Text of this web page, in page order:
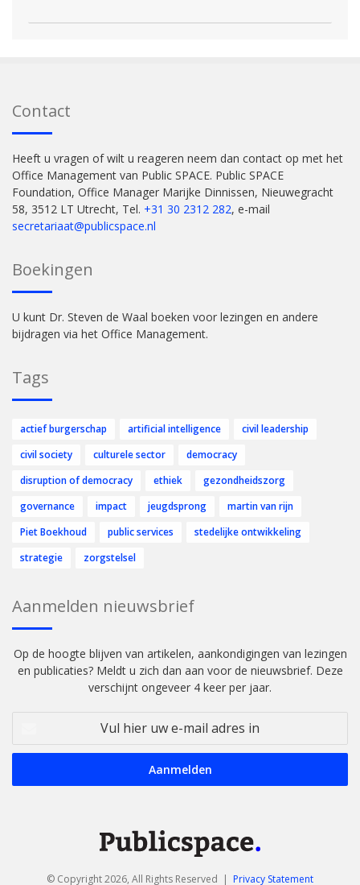
Contact
Heeft u vragen of wilt u reageren neem dan contact op met het
Office Management van Public SPACE. Public SPACE
Foundation, Office Manager Marijke Dinnissen, Nieuwegracht
58, 3512 LT Utrecht, Tel. +31 30 2312 282, e-mail
secretariaat@publicspace.nl
Boekingen
U kunt Dr. Steven de Waal boeken voor lezingen en andere
bijdragen via het Office Management.
Tags
actief burgerschap artificial intelligence
civil leadership
civil society
culturele sector
democracy
disruption of democracy
ethiek
gezondheidszorg
governance
impact jeugdsprong
martin van rijn
Piet Boekhoud
public services
stedelijke ontwikkeling
strategie
zorgstelsel
Aanmelden nieuwsbrief
Op de hoogte blijven van artikelen, aankondigingen van lezingen
en publicaties? Meldt u zich dan aan voor de nieuwsbrief. Deze
verschijnt ongeveer 4 keer per jaar.
uw
mail
© Copyright 2026, All Rights Reserved | Privacy Statement